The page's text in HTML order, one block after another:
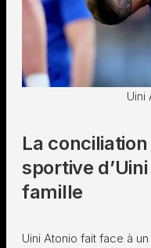
Uini
La
sportive
famille
Uini Atonio fait face à